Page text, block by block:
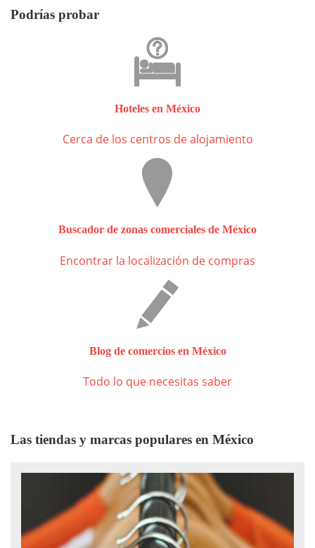
Podrías probar
Hoteles en México
Cerca de los centros de alojamiento
Buscador de zonas comerciales de México
Encontrar la localización de compras
Blog de comercios en México
Todo lo que necesitas saber
Las tiendas y marcas populares en México